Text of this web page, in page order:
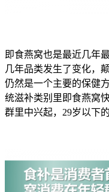
即食燕窝也是最近几年
几年品类发生了变化，
仍然是一个主要的保健
统滋补类别里即食燕窝
群里中兴起，29岁以下的